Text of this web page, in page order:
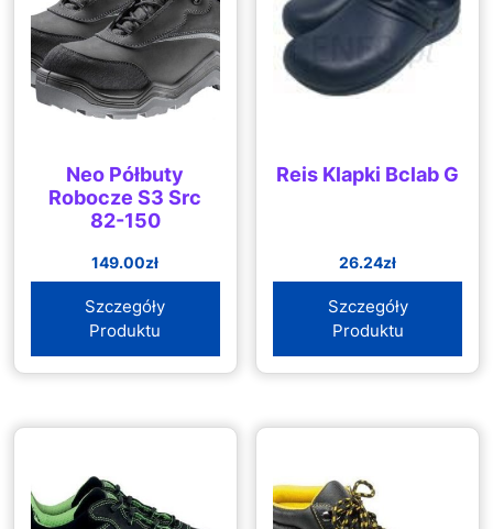
Neo Półbuty
Robocze S3 Src
82-150
149.00zł
Szczegóły
Produktu
Reis Klapki Bclab G
26.24zł
Szczegóły
Produktu